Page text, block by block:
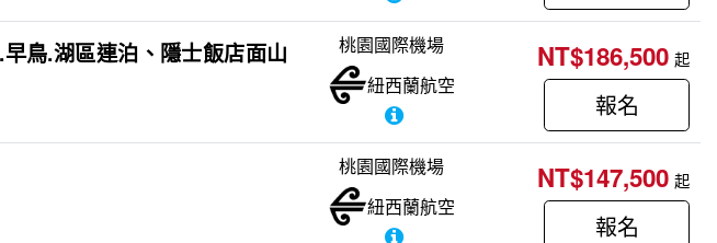
鳥.湖區連泊、隱士飯店面山
桃園國際機場
紐西蘭航空
NT$186,500 起
報名
桃園國際機場
紐西蘭航空
NT$147,500 起
報名